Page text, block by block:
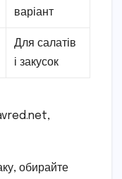
варіант
Для салатів
і закусок
обирайте